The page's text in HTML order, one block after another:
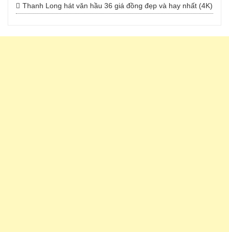
Thanh Long hát văn hầu 36 giá đồng đẹp và hay nhất (4K)